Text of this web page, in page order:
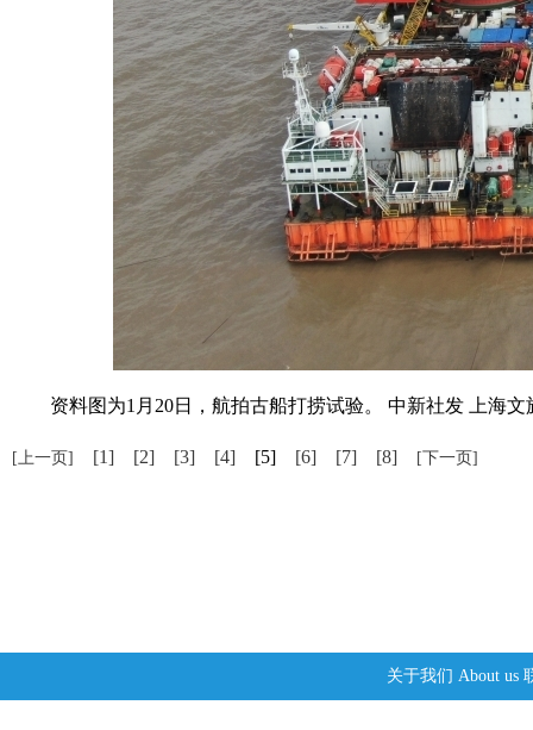
资料图为1月20日，航拍古船打捞试验。 中新社发 上海文
[上一页] [1] [2] [3] [4] [5] [6] [7] [8] [下一页]
关于我们 About us